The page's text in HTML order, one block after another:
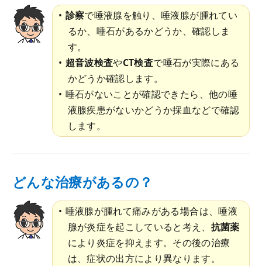
診察で唾液腺を触り、唾液腺が腫れてい
るか、唾石があるかどうか、確認しま
す。
超音波検査やCT検査で唾石が実際にある
かどうか確認します。
唾石がないことが確認できたら、他の唾
液腺疾患がないかどうか採血などで確認
します。
どんな治療があるの？
唾液腺が腫れて痛みがある場合は、唾液
腺が炎症を起こしていると考え、 抗菌薬
により炎症を抑えます。その後の治療
は、症状の出方により異なります。